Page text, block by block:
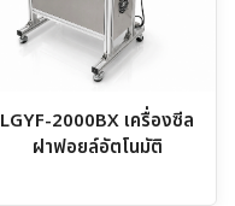
LGYF-2000BX เครื่องซีล
ฝาฟอยล์อัตโนมัติ